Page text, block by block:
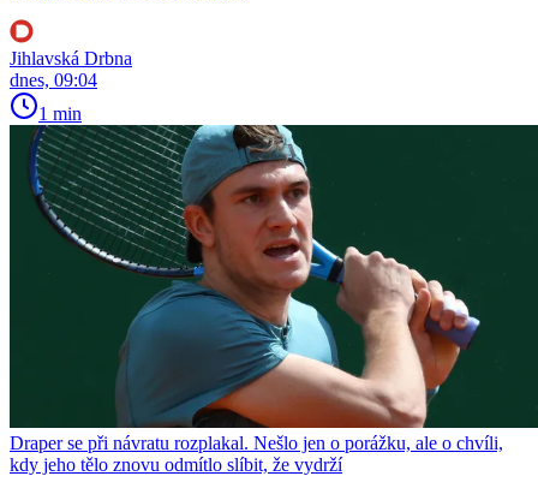
Jihlavská Drbna
dnes, 09:04
1 min
Draper se při návratu rozplakal. Nešlo jen o porážku, ale o chvíli,
kdy jeho tělo znovu odmítlo slíbit, že vydrží